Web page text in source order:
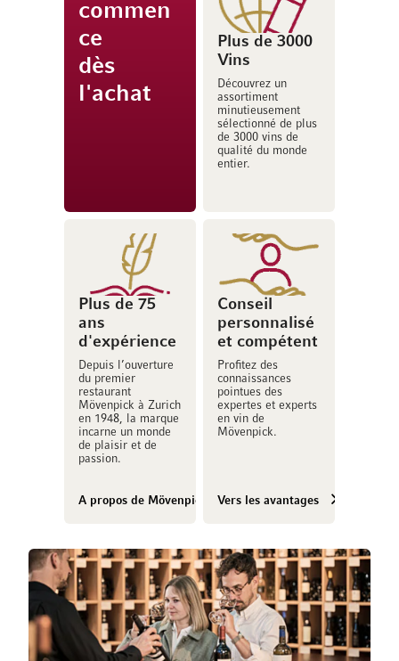
commen
ce
dès
l'achat
Plus de 3000
Vins
Découvrez un
assortiment
minutieusement
sélectionné de plus
de 3000 vins de
qualité du monde
entier.
Plus de 75
ans
d'expérience
Depuis l’ouverture
du premier
restaurant
Mövenpick à Zurich
en 1948, la marque
incarne un monde
de plaisir et de
passion.
A propos de Mövenpick Vins
Conseil
personnalisé
et compétent
Profitez des
connaissances
pointues des
expertes et experts
en vin de
Mövenpick.
Vers les avantages